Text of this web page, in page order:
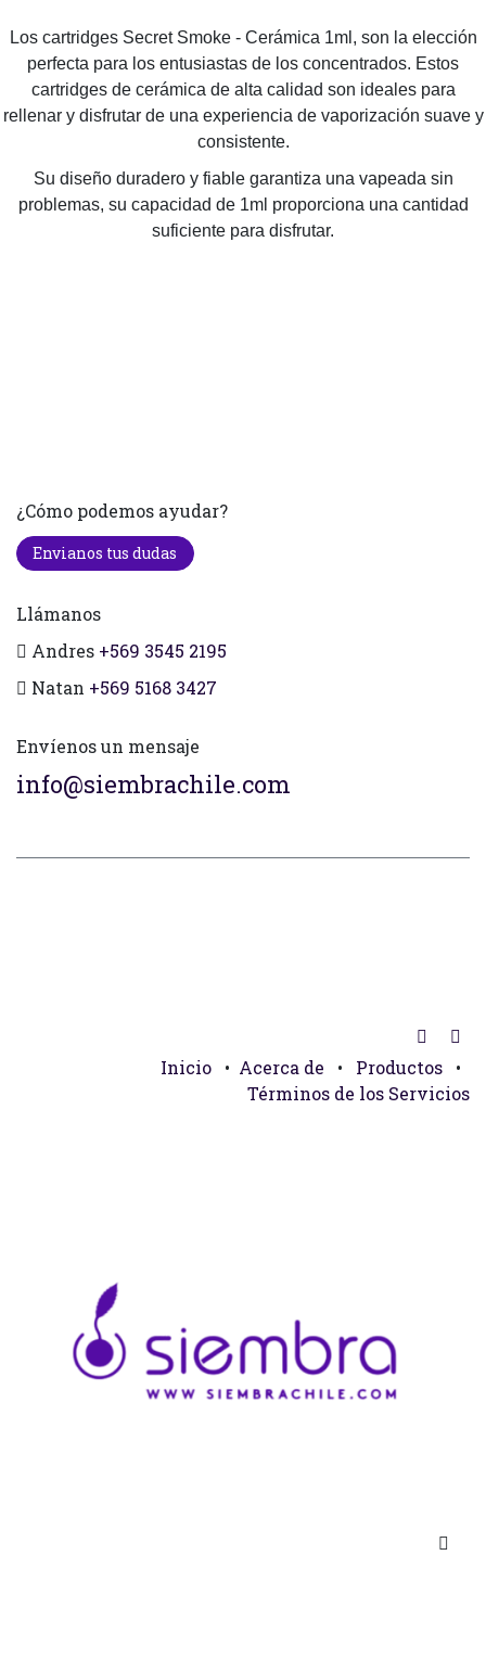
Los cartridges Secret Smoke - Cerámica 1ml, son la elección
perfecta para los entusiastas de los concentrados. Estos
cartridges de cerámica de alta calidad son ideales para
rellenar y disfrutar de una experiencia de vaporización suave y
consistente.
Su diseño duradero y fiable garantiza una vapeada sin
problemas, su capacidad de 1ml proporciona una cantidad
suficiente para disfrutar.
¿Cómo podemos ayudar?
Envianos tus dudas
Llámanos
Andres +569 3545 2195
Natan +569 5168 3427
Envíenos un mensaje
info@siembrachile.com
Inicio • Acerca de • Productos
•
Términos de los Servicios